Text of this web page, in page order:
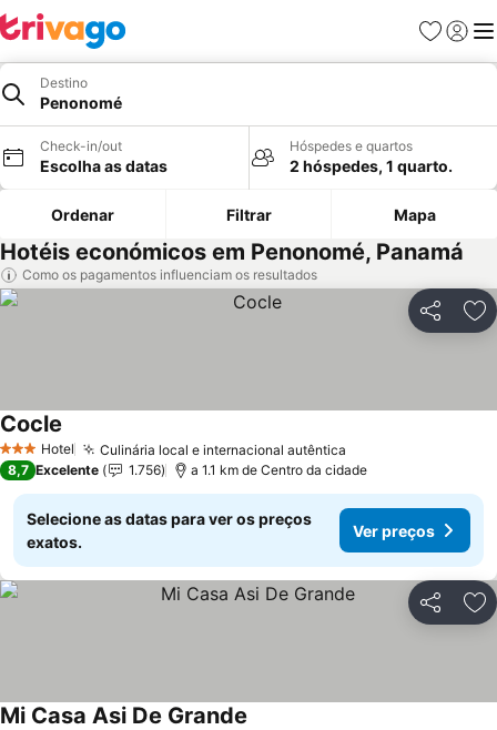
Favoritos
Iniciar
Destino
Penonomé
Check-in/out
Escolha as datas
Hóspedes e quartos
2 hóspedes, 1 quarto.
Ordenar Filtrar Mapa
Hotéis económicos em Penonomé, Panamá
Como os pagamentos influenciam os resultados
Partilhar
3 EstrelasHotel Culinária local e internacional autêntica
Cocle
8,7 Excelente 1.756 a 1.1 km de Centro da cidade
Selecione as datas para ver os preços
exatos.
Ver preços
Partilhar
Mi Casa Asi De Grande